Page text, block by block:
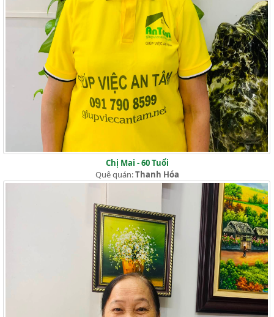
Chị Mai - 60 Tuổi
Quê quán:Thanh Hóa